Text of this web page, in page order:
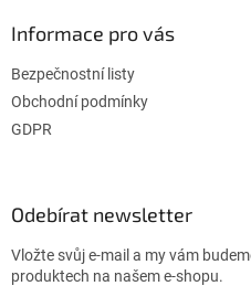
Informace pro vás
Bezpečnostní listy
Obchodní podmínky
GDPR
Odebírat newsletter
Vložte svůj e-mail a my vám
produktech na našem e-shopu.